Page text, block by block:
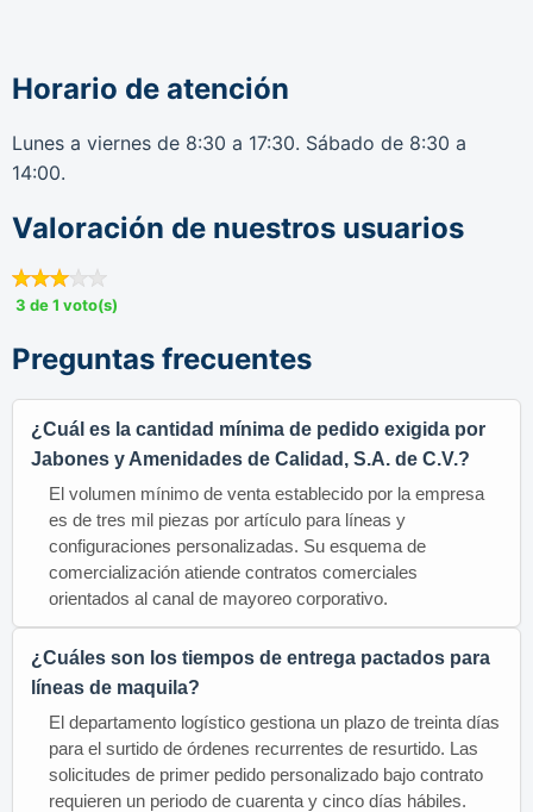
Horario de atención
Lunes a viernes de 8:30 a 17:30. Sábado de 8:30 a
14:00.
Valoración de nuestros usuarios
3 de 1 voto(s)
Preguntas frecuentes
¿Cuál es la cantidad mínima de pedido exigida por
Jabones y Amenidades de Calidad, S.A. de C.V.?
El volumen mínimo de venta establecido por la empresa
es de tres mil piezas por artículo para líneas y
configuraciones personalizadas. Su esquema de
comercialización atiende contratos comerciales
orientados al canal de mayoreo corporativo.
¿Cuáles son los tiempos de entrega pactados para
líneas de maquila?
El departamento logístico gestiona un plazo de treinta días
para el surtido de órdenes recurrentes de resurtido. Las
solicitudes de primer pedido personalizado bajo contrato
requieren un periodo de cuarenta y cinco días hábiles.